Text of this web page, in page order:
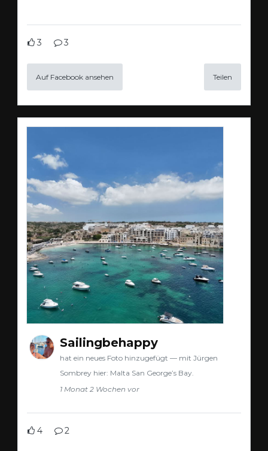
3 3
Auf Facebook ansehen Teilen
Sailingbehappy
hat ein neues Foto hinzugefügt — mit Jürgen
Sombrey hier: Malta San George’s Bay.
1 Monat 2 Wochen vor
4 2